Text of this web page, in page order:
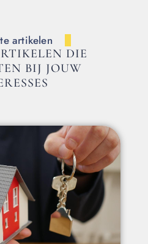
artikelen
DIE
BIJ JOUW